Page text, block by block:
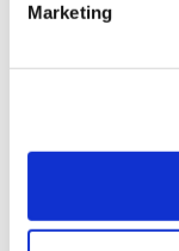
Marketing
MotoPort Rockanje